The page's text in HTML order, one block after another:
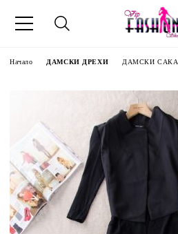
Начало ДАМСКИ ДРЕХИ ДАМСКИ САКА